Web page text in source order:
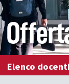
Elenco docenti